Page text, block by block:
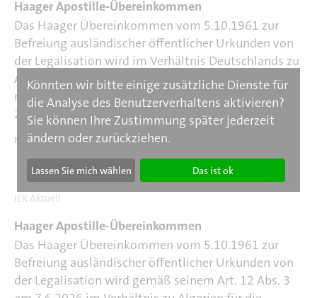
Haager Apostille-Übereinkommen
Das Haager Übereinkommen vom 5.10.1961 zur
Befreiung ausländischer öffentlicher Urkunden von
der Legalisation wird im Verhältnis Deutschlands zu
Aserbaidschan am 16.3.2026 in Kraft treten,
nachdem Deutschland seinen Einspruch gegen den
2005 erfolgten Beitritt Aserbaidschans gemäß Art.
mehr >
IEK Aktuell
Haager Apostille-Übereinkommen
Das Haager Übereinkommen vom 5.10.1961 zur
Befreiung ausländischer öffentlicher Urkunden von
der Legalisation wird gemäß seinem Art. 12 Abs. 3
Könnten wir bitte einige zusätzliche Dienste für
die Analyse des Benutzerverhaltens aktivieren?
Sie können Ihre Zustimmung später jederzeit
ändern oder zurückziehen.
Lassen Sie mich wählen Das ist ok